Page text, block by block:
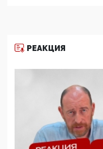
11:53, 09 Июня 2026
деятельность ИИТО
цифроглобалисты
повестку в образовании
09:43, 01 Июня 2026
5G за счет здоровья
отобрать у регионов и
защищать жилые дома
РЕАКЦИЯ